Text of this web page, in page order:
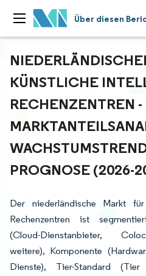
Über diesen
KÜNSTLICHE
RECHENZENTREN -
ROGNOSE (2026-
Der niederländische Markt
Rechenzentren ist
(Cloud-Dienstanbieter,
weitere), Komponente
Dienste), Tier-Standard